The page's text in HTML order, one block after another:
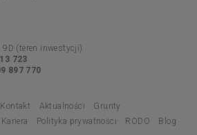
9D (teren inwestycji)
723
897 770
Kontakt Aktualności
Grunty
Kariera Polityka prywatności RODO Blog